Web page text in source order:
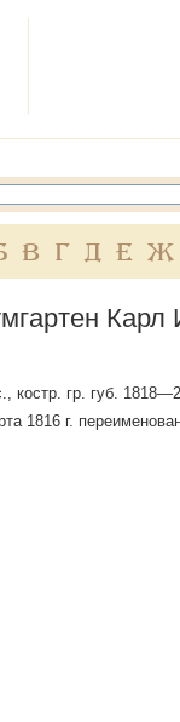
В Г Д Е Ж
Карл
костр. гр. губ.
1816 г.